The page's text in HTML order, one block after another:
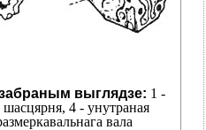
выглядзе: 1 -
4 - унутраная
вала